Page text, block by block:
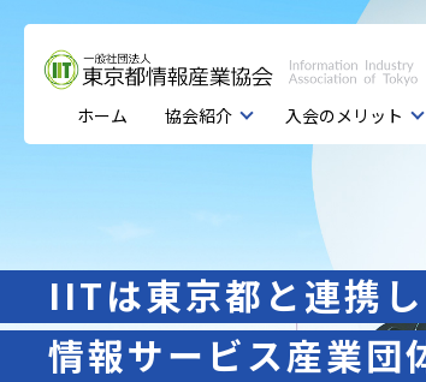
ホーム 協会紹介 入会のメリット
IITは東京都と連携し
情報サービス産業団